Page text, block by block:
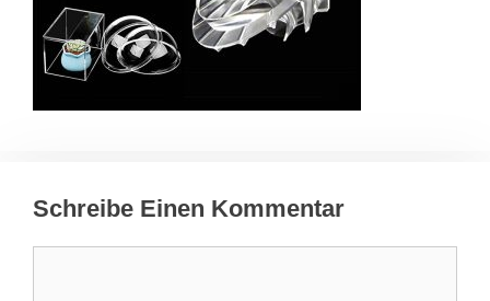
Schreibe Einen Kommentar